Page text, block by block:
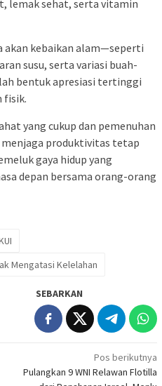
lemak sehat, serta vitamin
akan kebaikan alam—seperti
susu, serta variasi buah-
bentuk apresiasi tertinggi
fisik.
yang cukup dan pemenuhan
produktivitas tetap
gaya hidup yang
depan bersama orang-orang
Mengatasi Kelelahan
SEBARKAN
Pos berikutnya
Pulangkan 9 WNI Relawan Flotilla